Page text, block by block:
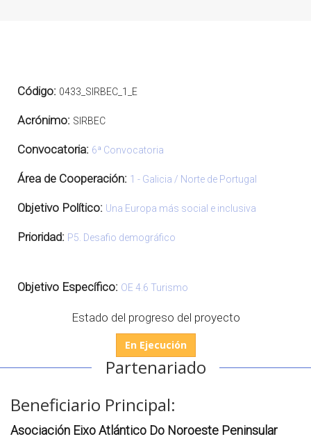
Código: 0433_SIRBEC_1_E
Acrónimo: SIRBEC
Convocatoria: 6ª Convocatoria
Área de Cooperación: 1 - Galicia / Norte de Portugal
Objetivo Político: Una Europa más social e inclusiva
Prioridad: P5. Desafio demográfico
Objetivo Específico: OE 4.6 Turismo
Estado del progreso del proyecto
En Ejecución
Partenariado
Beneficiario Principal:
Asociación Eixo Atlántico Do Noroeste Peninsular